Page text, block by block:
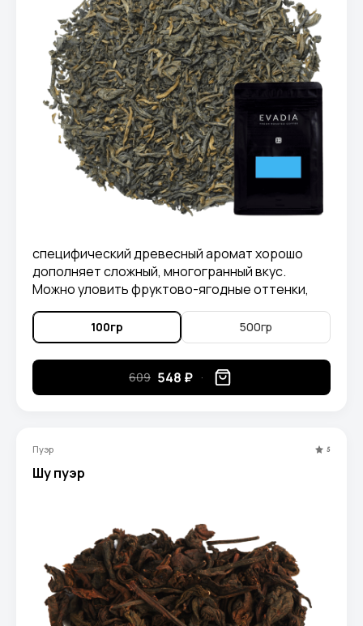
специфический древесный аромат хорошо
дополняет сложный, многогранный вкус.
Можно уловить фруктово-ягодные оттенки,
особенно выделяются виноградные нотки.
Также присутствуют классические
шоколадно-ореховые тона. Послевкусие
мягкое и нежное.
100гр 500гр
609 548 ₽
Пуэр 5
Шу пуэр